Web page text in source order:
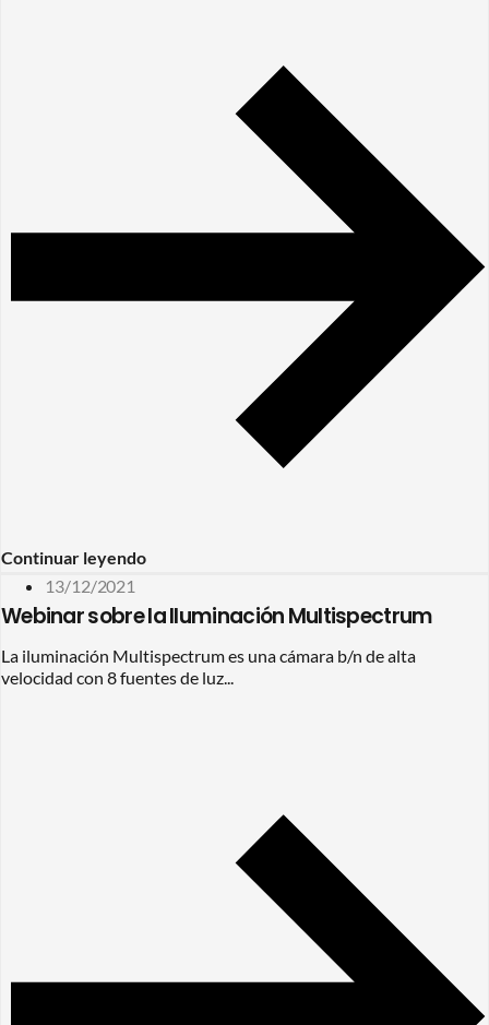
Continuar leyendo
13/12/2021
Webinar sobre la Iluminación Multispectrum
La iluminación Multispectrum es una cámara b/n de alta
velocidad con 8 fuentes de luz...